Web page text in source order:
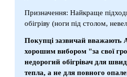
Призначення: Найкраще
обігріву (ноги під столом,
Покупці зазвичай вважають
хорошим вибором "за свої
недорогий обігрівач для
тепла, а не для повного